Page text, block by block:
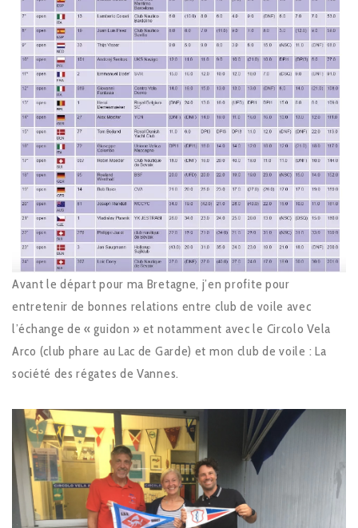
Avant le départ pour ma Bretagne, j’en profite pour
entretenir de bonnes relations entre club de voile avec
l’échange de « guidon » et notamment avec le Circolo Vela
Arco (club phare au Lac de Garde) et mon club de voile : La
société des régates de Vannes.